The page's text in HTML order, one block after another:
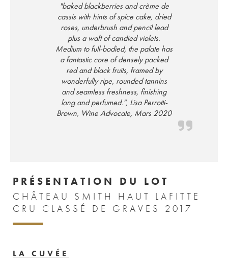
"baked blackberries and crème de
cassis with hints of spice cake, dried
roses, underbrush and pencil lead
plus a waft of candied violets.
Medium to full-bodied, the palate has
a fantastic core of densely packed
red and black fruits, framed by
wonderfully ripe, rounded tannins
and seamless freshness, finishing
long and perfumed.", Lisa Perrotti-
Brown, Wine Advocate, Mars 2020
PRÉSENTATION DU LOT
CHÂTEAU SMITH HAUT LAFITTE
CRU CLASSÉ DE GRAVES 2017
LA CUVÉE